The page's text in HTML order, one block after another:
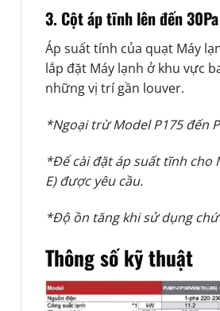
3. Cột áp tĩnh lên đến 30Pa
Áp suất tính của quạt Máy
lắp đặt Máy lạnh ở khu vực
những vị trí gần louver.
*Ngoại trừ Model P175 đến
*Để cài đặt áp suất tĩnh cho
E) được yêu cầu.
*Độ ồn tăng khi sử dụng
Thông số kỹ thuật